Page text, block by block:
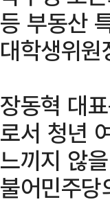
등 부동산
대학생위
장동혁 대
로서 청년
느끼지 않
불어민주